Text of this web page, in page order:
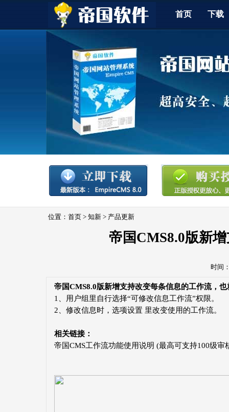
首页 下载
位置： 首页 > 知新 > 产品更新
帝国CMS8.0版新
时间
帝国CMS8.0版新增支持改变每条信息的工作流，
1、用户组里自行选择“可修改信息工作流”权限。
2、修改信息时，选项设置 里改变使用的工作流。
相关链接：
帝国CMS工作流功能使用说明 (最高可支持100级审